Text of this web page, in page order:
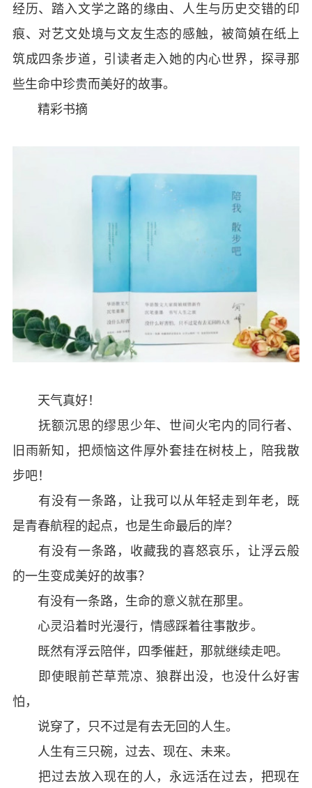
经历、踏入文学之路的缘由、人生与历史交错的印
痕、对艺文处境与文友生态的感触，被简媜在纸上
筑成四条步道，引读者走入她的内心世界，探寻那
些生命中珍贵而美好的故事。
精彩书摘
天气真好！
抚额沉思的缪思少年、世间火宅内的同行者、
旧雨新知，把烦恼这件厚外套挂在树枝上，陪我散
步吧！
有没有一条路，让我可以从年轻走到年老，既
是青春航程的起点，也是生命最后的岸？
有没有一条路，收藏我的喜怒哀乐，让浮云般
的一生变成美好的故事？
有没有一条路，生命的意义就在那里。
心灵沿着时光漫行，情感踩着往事散步。
既然有浮云陪伴，四季催赶，那就继续走吧。
即使眼前芒草荒凉、狼群出没，也没什么好害
怕，
说穿了，只不过是有去无回的人生。
人生有三只碗，过去、现在、未来。
把过去放入现在的人，永远活在过去，把现在